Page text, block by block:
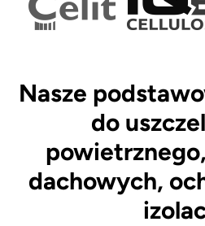
Nasze
do
dachowych,